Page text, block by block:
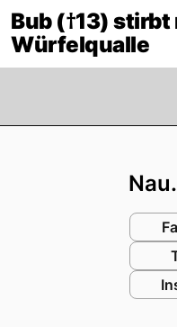
Bub (†13)
Würfelqualle